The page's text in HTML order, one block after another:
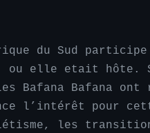
du Sud participe
ou elle etait hôte.
Bafana ont
l’intérêt pour
les